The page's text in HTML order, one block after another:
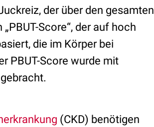
der über den gesamten
Score“, der auf hoch
die im Körper bei
PBUT-Score wurde mit
(CKD) benötigen